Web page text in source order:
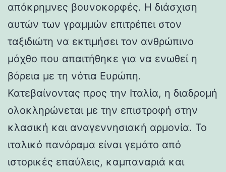
απόκρημνες βουνοκορφές. Η διάσχιση
αυτών των γραμμών επιτρέπει στον
ταξιδιώτη να εκτιμήσει τον ανθρώπινο
μόχθο που απαιτήθηκε για να ενωθεί η
βόρεια με τη νότια Ευρώπη.
Κατεβαίνοντας προς την Ιταλία, η διαδρομή
ολοκληρώνεται με την επιστροφή στην
κλασική και αναγεννησιακή αρμονία. Το
ιταλικό πανόραμα είναι γεμάτο από
ιστορικές επαύλεις, καμπαναριά και